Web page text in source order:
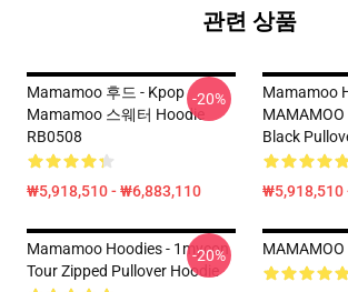
관련 상품
Mamamoo 후드 - Kpop
Mamamoo 스웨터 Hoodie
RB0508
₩5,918,510 - ₩6,883,110
-20%
Mamamoo
MAMAMOO
Black
₩5,918,510
Mamamoo Hoodies - 1mycon
Tour Zipped Pullover Hoodie
-20%